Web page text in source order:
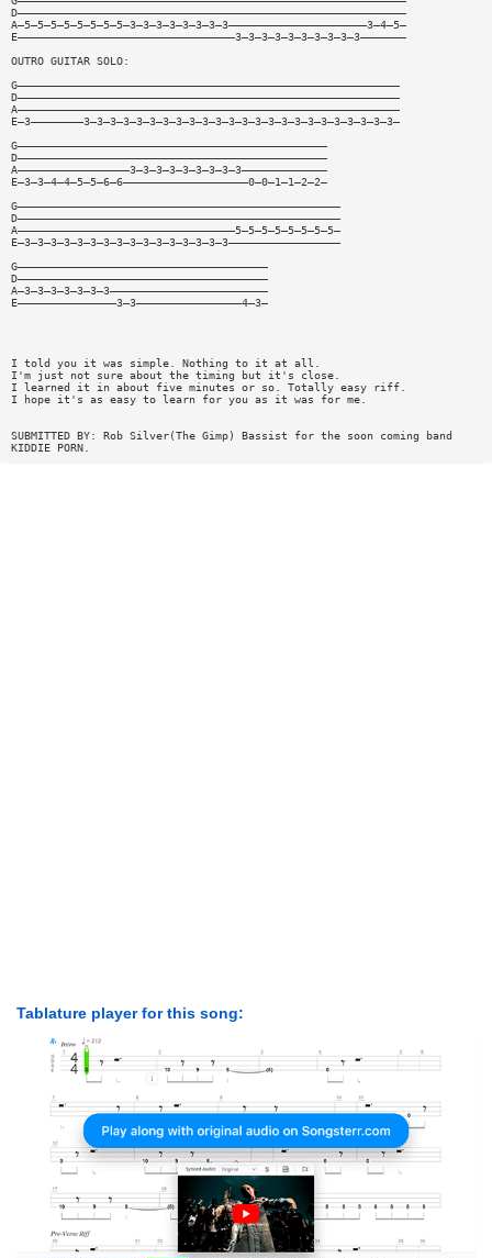
D———————————————————————————————————————————————————————————
A—5—5—5—5—5—5—5—5—3—3—3—3—3—3—3—3—————————————————————3—4—5—
E—————————————————————————————————3—3—3—3—3—3—3—3—3—3———————
OUTRO GUITAR SOLO:
G——————————————————————————————————————————————————————————
D——————————————————————————————————————————————————————————
A——————————————————————————————————————————————————————————
E—3————————3—3—3—3—3—3—3—3—3—3—3—3—3—3—3—3—3—3—3—3—3—3—3—3—
G———————————————————————————————————————————————
D———————————————————————————————————————————————
A—————————————————3—3—3—3—3—3—3—3—3—————————————
E—3—3—4—4—5—5—6—6———————————————————0—0—1—1—2—2—
G—————————————————————————————————————————————————
D—————————————————————————————————————————————————
A—————————————————————————————————5—5—5—5—5—5—5—5—
E—3—3—3—3—3—3—3—3—3—3—3—3—3—3—3—3—————————————————
G——————————————————————————————————————
D——————————————————————————————————————
A—3—3—3—3—3—3—3————————————————————————
E———————————————3—3————————————————4—3—
I told you it was simple. Nothing to it at all.
I'm just not sure about the timing but it's close.
I learned it in about five minutes or so. Totally easy riff.
I hope it's as easy to learn for you as it was for me.
SUBMITTED BY: Rob Silver(The Gimp) Bassist for the soon coming band
KIDDIE PORN.
Tablature player for this song: